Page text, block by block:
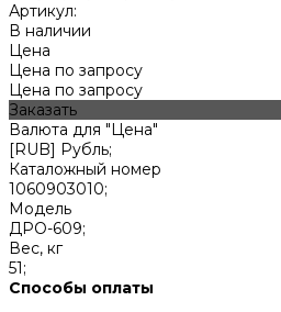
Артикул:
В наличии
Цена
Цена по запросу
Цена по запросу
Заказать
Валюта для "Цена"
[RUB] Рубль;
Каталожный номер
1060903010;
Модель
ДРО-609;
Вес, кг
51;
Способы оплаты